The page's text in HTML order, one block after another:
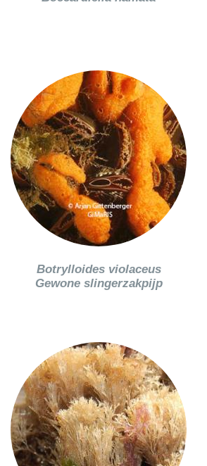
Botrylloides violaceus
Gewone slingerzakpijp